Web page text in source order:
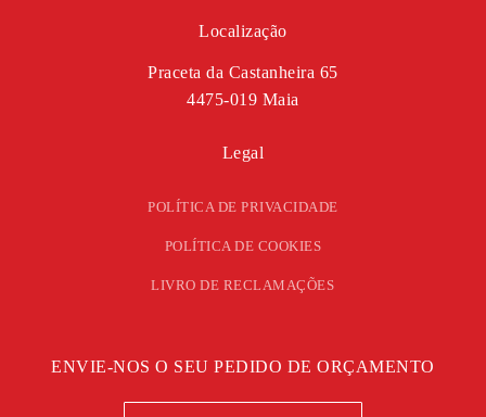
Localização
Praceta da Castanheira 65
4475-019 Maia
Legal
POLÍTICA DE PRIVACIDADE
POLÍTICA DE COOKIES
LIVRO DE RECLAMAÇÕES
ENVIE-NOS O SEU PEDIDO DE ORÇAMENTO